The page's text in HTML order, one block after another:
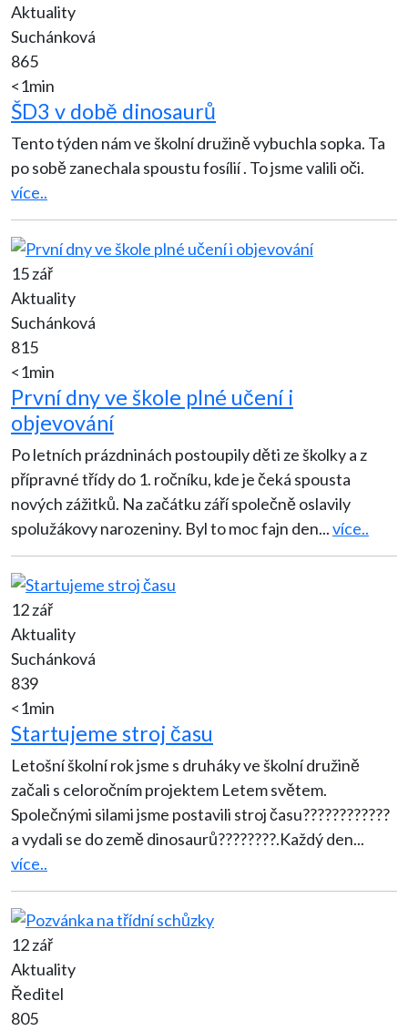
Aktuality
Suchánková
865
<1min
ŠD3 v době dinosaurů
Tento týden nám ve školní družině vybuchla sopka. Ta
po sobě zanechala spoustu fosílií . To jsme valili oči.
více..
15 zář
Aktuality
Suchánková
815
<1min
První dny ve škole plné učení i
objevování
Po letních prázdninách postoupily děti ze školky a z
přípravné třídy do 1. ročníku, kde je čeká spousta
nových zážitků. Na začátku září společně oslavily
spolužákovy narozeniny. Byl to moc fajn den...více..
12 zář
Aktuality
Suchánková
839
<1min
Startujeme stroj času
Letošní školní rok jsme s druháky ve školní družině
začali s celoročním projektem Letem světem.
Společnými silami jsme postavili stroj času????????????
a vydali se do země dinosaurů????????.Každý den...
více..
12 zář
Aktuality
Ředitel
805